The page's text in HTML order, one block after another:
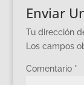
Enviar
Tu dirección
Los campos
Comentario *